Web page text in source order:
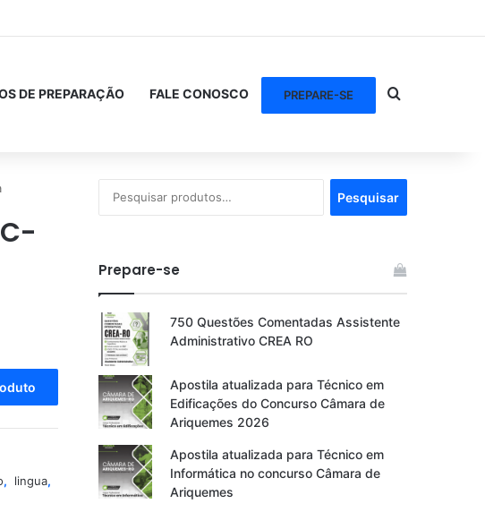
DE PREPARAÇÃO FALE CONOSCO PREPARE-SE Procurar por
, lingua,
por:
Pesquisar
Prepare-se
750 Questões Comentadas Assistente
Administrativo CREA RO
Apostila atualizada para Técnico em
Edificações do Concurso Câmara de
Ariquemes 2026
Apostila atualizada para Técnico em
Informática no concurso Câmara de
Ariquemes